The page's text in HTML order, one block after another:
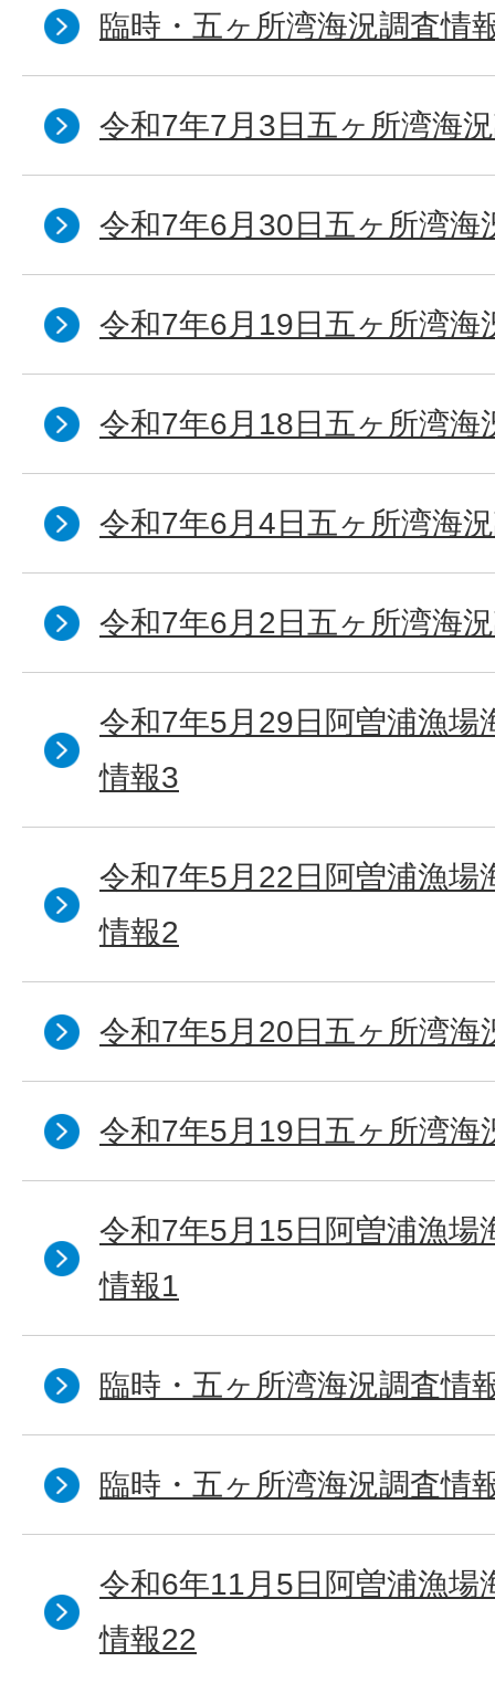
臨時・五ヶ所湾海況調査情
令和7年7月3日五ヶ所湾海
令和7年6月30日五ヶ所湾海
令和7年6月19日五ヶ所湾海
令和7年6月18日五ヶ所湾海
令和7年6月4日五ヶ所湾海
令和7年6月2日五ヶ所湾海
令和7年5月29日阿曽浦漁場
情報3
令和7年5月22日阿曽浦漁場
情報2
令和7年5月20日五ヶ所湾海
令和7年5月19日五ヶ所湾海
令和7年5月15日阿曽浦漁場
情報1
臨時・五ヶ所湾海況調査情
臨時・五ヶ所湾海況調査情
令和6年11月5日阿曽浦漁場
情報22